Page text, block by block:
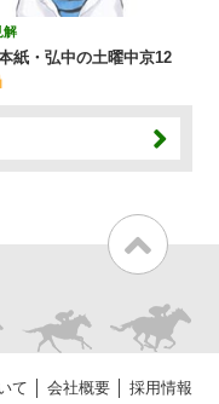
解
本紙・弘中の土曜中京12
て 会社概要 採用情報